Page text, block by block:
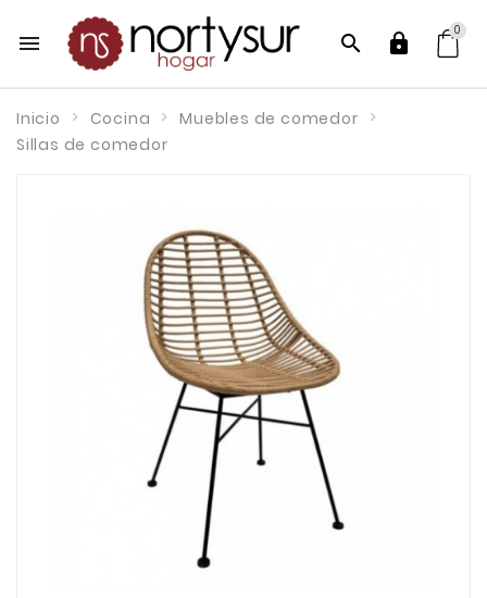
  
0
Inicio Cocina
Muebles de comedor
Sillas de comedor